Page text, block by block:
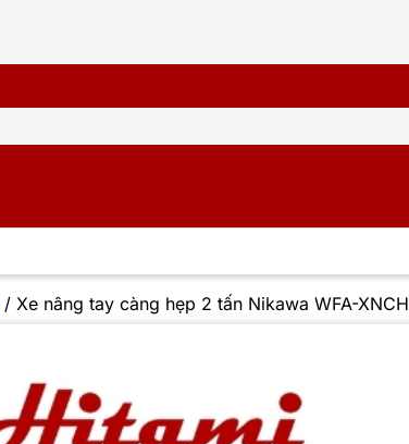
/ Xe nâng tay càng hẹp 2 tấn Nikawa WFA-